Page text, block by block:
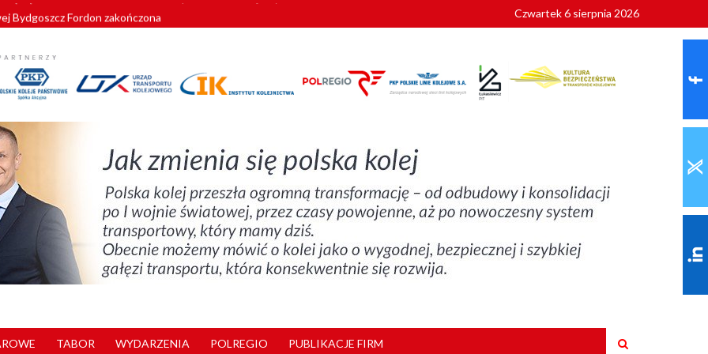
Bydgoszcz Fordon zakończona
pociągi od PESA. Sześć nowoczesnych ELF-ów wyjedzie na tory w 2029 roku
GySEV gotowe
się doświadczeniami z ukraińskim partnerem kolejowym
Czwartek 6 sierpnia 2026
TABOR WYDARZENIA POLREGIO PUBLIKACJE FIRM